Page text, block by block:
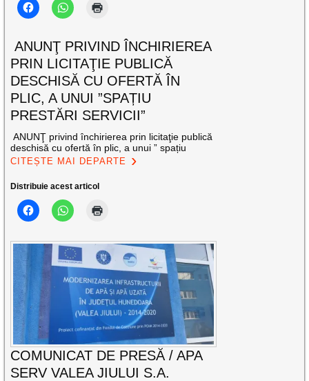
ANUNŢ PRIVIND ÎNCHIRIEREA
PRIN LICITAŢIE PUBLICĂ
DESCHISĂ CU OFERTĂ ÎN
PLIC, A UNUI ”SPAȚIU
PRESTĂRI SERVICII”
ANUNŢ privind închirierea prin licitaţie publică
deschisă cu ofertă în plic, a unui ” spațiu
CITEȘTE MAI DEPARTE
Distribuie acest articol
COMUNICAT DE PRESĂ / APA
SERV VALEA JIULUI S.A.